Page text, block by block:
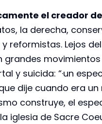
el creador
la derecha,
reformistas. Lejos del
movimientos
y suicida: “·un
dije cuando era un
construye, el
iglesia de Sacre